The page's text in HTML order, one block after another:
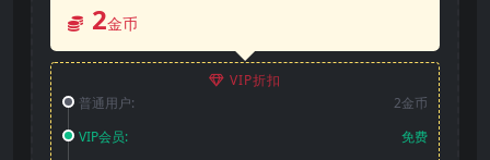
2金币
VIP折扣
普通用户:
2金币
VIP会员:
免费